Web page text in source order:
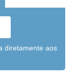
diretamente aos